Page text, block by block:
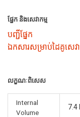
ផ្នែក និងសេវាកម្ម
បញ្ជីផ្នែក
ឯកសារសម្រាប់ដៃគូសេវ
លក្ខណៈពិសេស
Internal
Volume
7.4